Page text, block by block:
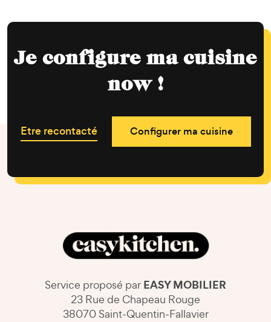
Je configure ma cuisine
now !
Etre recontacté Configurer ma cuisine
Service proposé par EASY MOBILIER
23 Rue de Chapeau Rouge
38070 Saint-Quentin-Fallavier